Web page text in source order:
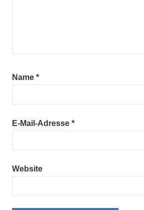
Name *
E-Mail-Adresse *
Website